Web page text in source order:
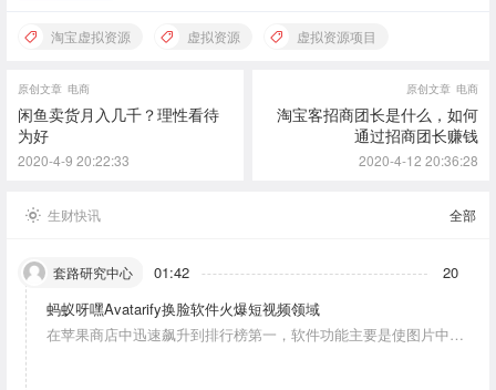
淘宝虚拟资源 虚拟资源 虚拟资源项目
原创文章 电商
闲鱼卖货月入几千？理性看待
为好
2020-4-9 20:22:33
原创文章 电商
淘宝客招商团长是什么，如何
通过招商团长赚钱
2020-4-12 20:36:28
生财快讯 全部
套路研究中心 01:42
20
蚂蚁呀嘿Avatarify换脸软件火爆短视频领域
在苹果商店中迅速飙升到排行榜第一，软件功能主要是使图片中的